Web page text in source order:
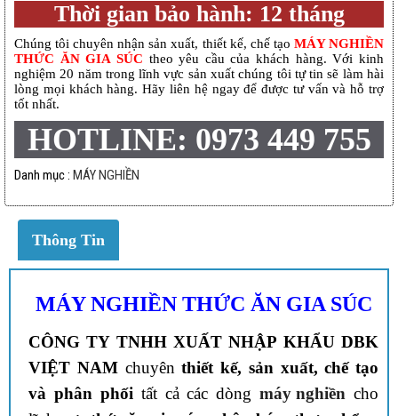
Thời gian bảo hành: 12 tháng
Chúng tôi chuyên nhận sản xuất, thiết kế, chế tạo MÁY NGHIỀN
THỨC ĂN GIA SÚC theo yêu cầu của khách hàng. Với kinh
nghiệm 20 năm trong lĩnh vực sản xuất chúng tôi tự tin sẽ làm hài
lòng mọi khách hàng. Hãy liên hệ ngay để được tư vấn và hỗ trợ
tốt nhất.
HOTLINE: 0973 449 755
Danh mục : MÁY NGHIỀN
Thông Tin
MÁY NGHIỀN THỨC ĂN GIA SÚC
CÔNG TY TNHH XUẤT NHẬP KHẨU DBK
VIỆT NAMchuyênthiết kế, sản xuất, chế tạo
và phân phối tất cả các dòngmáy nghiền cho